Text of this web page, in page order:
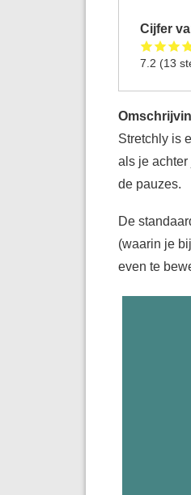
Cijfer
7.2 (13
Stretchly is
als je
de pauzes.
De
(waarin je
even te